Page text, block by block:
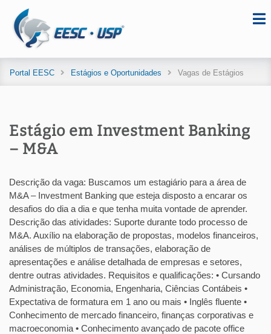
Portal EESC Estágios e Oportunidades Vagas de Estágios
Estágio em Investment Banking
– M&A
Descrição da vaga: Buscamos um estagiário para a área de
M&A – Investment Banking que esteja disposto a encarar os
desafios do dia a dia e que tenha muita vontade de aprender.
Descrição das atividades: Suporte durante todo processo de
M&A. Auxílio na elaboração de propostas, modelos financeiros,
análises de múltiplos de transações, elaboração de
apresentações e análise detalhada de empresas e setores,
dentre outras atividades. Requisitos e qualificações: • Cursando
Administração, Economia, Engenharia, Ciências Contábeis •
Expectativa de formatura em 1 ano ou mais • Inglês fluente •
Conhecimento de mercado financeiro, finanças corporativas e
macroeconomia • Conhecimento avançado de pacote office